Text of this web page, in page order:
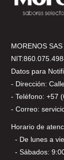
MORENOS SAS
Datos para
- Dirección:
- Teléfono: +57
- Correo:
Horario de
- De lunes a
- Sábados: